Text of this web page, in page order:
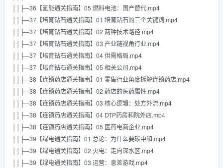
││├─36【氢能通关指南】05 燃料电池：国产替代.mp4
││├─37【培育钻石通关指南】01 培育钻石的三个关键词.mp4
││├─37【培育钻石通关指南】02 两种技术路径.mp4
││├─37【培育钻石通关指南】03 产业链视角行业.mp4
││├─37【培育钻石通关指南】04 供需格局.mp4
││├─37【培育钻石通关指南】05 相关公司.mp4
││├─38【连锁药店通关指南】01 零售行业角度拆解连锁药店.mp4
││├─38【连锁药店通关指南】02 药店的医药属性.mp4
││├─38【连锁药店通关指南】03 核心逻辑：处方外流.mp4
││├─38【连锁药店通关指南】04 DTP药房和院外店.mp4
││├─38【连锁药店通关指南】05 医药电商企业.mp4
││├─39【绿电通关指南】01 总论：为什么要碳中和.mp4
││├─39【绿电通关指南】02 火电：走向深水区.mp4
││├─39【绿电通关指南】03 运营：息差游戏.mp4